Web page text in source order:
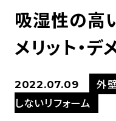
吸湿性の高
メリット・
2022.07.09
外
しないリフォーム